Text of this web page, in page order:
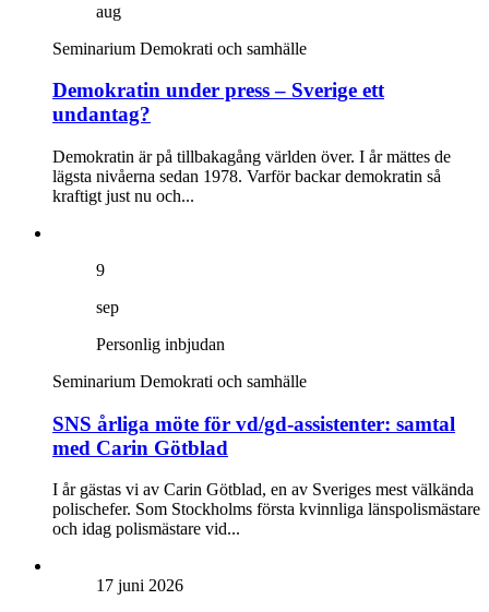
aug
Seminarium Demokrati och samhälle
Demokratin under press – Sverige ett
undantag?
Demokratin är på tillbakagång världen över. I år mättes de
lägsta nivåerna sedan 1978. Varför backar demokratin så
kraftigt just nu och...
9
sep
Personlig inbjudan
Seminarium Demokrati och samhälle
SNS årliga möte för vd/gd-assistenter: samtal
med Carin Götblad
I år gästas vi av Carin Götblad, en av Sveriges mest välkända
polischefer. Som Stockholms första kvinnliga länspolismästare
och idag polismästare vid...
17 juni 2026